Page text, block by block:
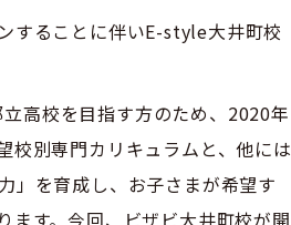
することに伴いE-style大井町校
高校を目指す方のため、2020年
校別専門カリキュラムと、他には
」を育成し、お子さまが希望す
ます。今回、ビザビ大井町校が開